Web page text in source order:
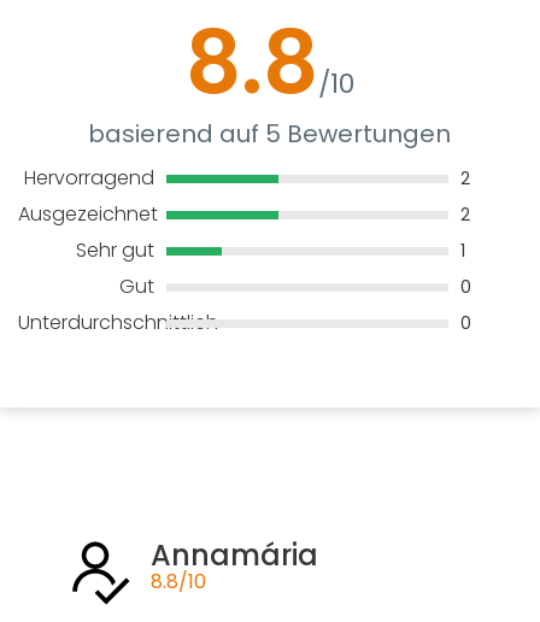
8.8/10
basierend auf 5 Bewertungen
Hervorragend 2
Ausgezeichnet 2
Sehr gut 1
Gut 0
Unterdurchschnittlich 0
Annamária
8.8/10